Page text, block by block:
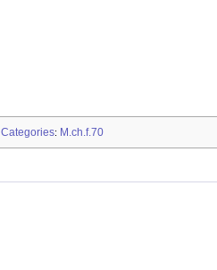
Categories: M.ch.f.70